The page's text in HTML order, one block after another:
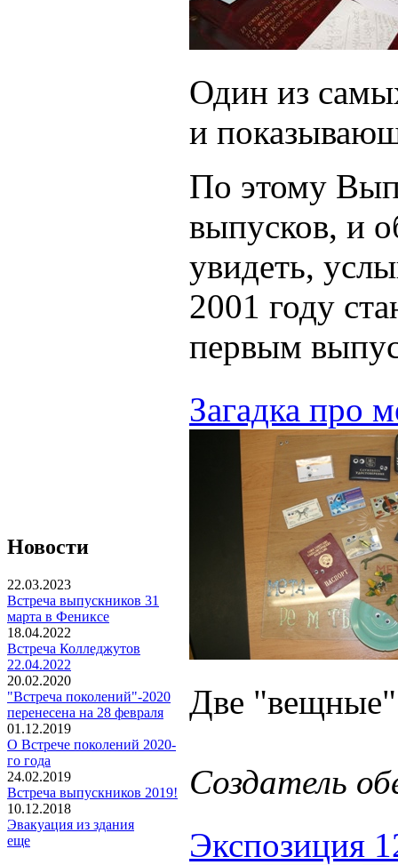
Новости
22.03.2023
Встреча выпускников 31
марта в Фениксе
18.04.2022
Встреча Колледжутов
22.04.2022
20.02.2020
"Встреча поколений"-2020
перенесена на 28 февраля
01.12.2019
О Встрече поколений 2020-
го года
24.02.2019
Встреча выпускников 2019!
10.12.2018
Эвакуация из здания
еще
Один из
и
По этому
выпусков, и
увидеть,
2001 году
первым
Загадка про
Две "вещные"
Создатель
Экспозиция